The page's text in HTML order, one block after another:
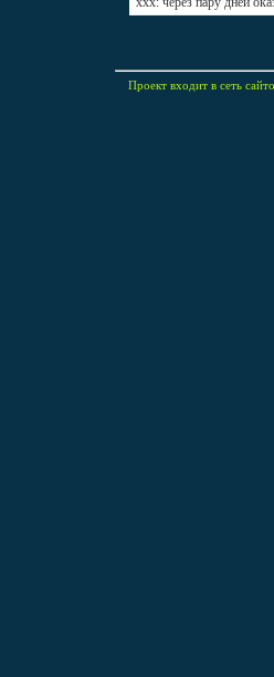
Проект входит в сеть